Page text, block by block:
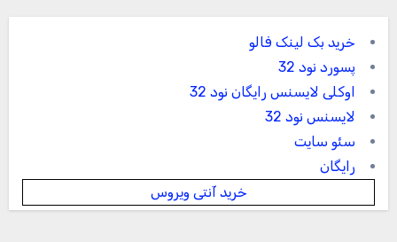
خرید بک لینک فالو
پسورد نود 32
اوکلی لایسنس رایگان نود 32
لایسنس نود 32
سئو سایت
رایگان
خرید آنتی ویروس